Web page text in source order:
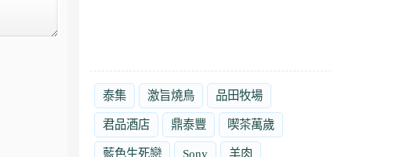
泰集 激旨燒鳥 品田牧場
君品酒店 鼎泰豐 喫茶萬歲
藍色生死戀 Sony 羊肉